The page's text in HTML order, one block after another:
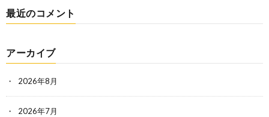
最近のコメント
アーカイブ
2026年8月
2026年7月